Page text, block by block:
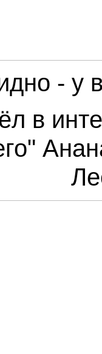
- у
в